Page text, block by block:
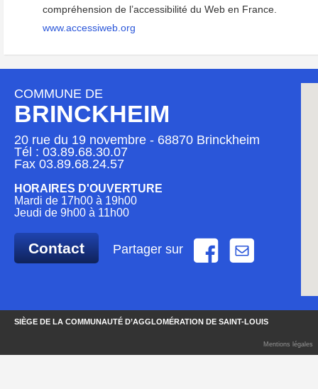
compréhension de l’accessibilité du Web en France.
www.accessiweb.org
COMMUNE DE
BRINCKHEIM
20 rue du 19 novembre - 68870 Brinckheim
Tél : 03.89.68.30.07
Fax 03.89.68.24.57
HORAIRES D'OUVERTURE
Mardi de 17h00 à 19h00
Jeudi de 9h00 à 11h00
Contact Partager sur
SIÈGE DE LA COMMUNAUTÉ D’AGGLOMÉRATION DE SAINT-LOUIS
Mentions légales